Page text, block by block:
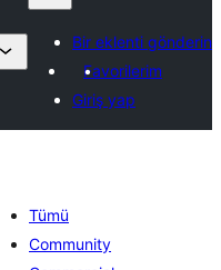
Bir eklenti gönderin
Favorilerim
Giriş yap
Tümü
Community